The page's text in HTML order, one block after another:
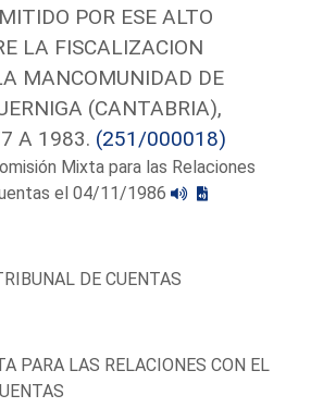
POR ESE ALTO
LA FISCALIZACION
MANCOMUNIDAD DE
(CANTABRIA),
A 1983. (251/000018)
Mixta para las Relaciones
el 04/11/1986
DE CUENTAS
PARA LAS RELACIONES CON EL